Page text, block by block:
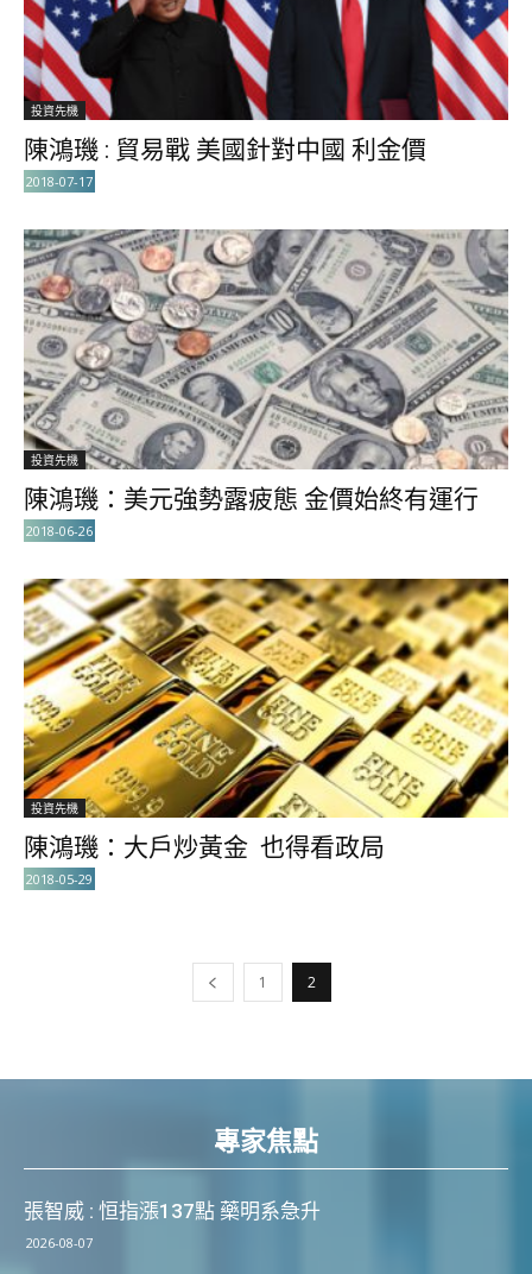
投資先機
陳鴻璣 : 貿易戰 美國針對中國 利金價
2018-07-17
投資先機
陳鴻璣：美元強勢露疲態 金價始終有運行
2018-06-26
投資先機
陳鴻璣：大戶炒黃金 也得看政局
2018-05-29
1 2
專家焦點
張智威 : 恒指漲137點 藥明系急升
2026-08-07